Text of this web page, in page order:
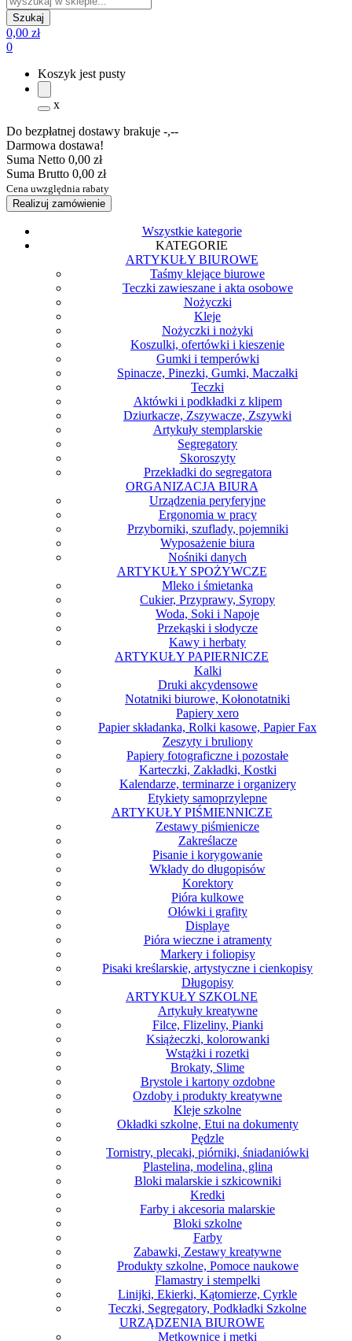
0,00 zł
0
Koszyk jest pusty
x
Do bezpłatnej dostawy brakuje -,--
Darmowa dostawa!
Suma Netto 0,00 zł
Suma Brutto 0,00 zł
Cena uwzględnia rabaty
Realizuj zamówienie
Wszystkie kategorie
KATEGORIE
ARTYKUŁY BIUROWE
Taśmy klejące biurowe
Teczki zawieszane i akta osobowe
Nożyczki
Kleje
Nożyczki i nożyki
Koszulki, ofertówki i kieszenie
Gumki i temperówki
Spinacze, Pinezki, Gumki, Maczałki
Teczki
Aktówki i podkładki z klipem
Dziurkacze, Zszywacze, Zszywki
Artykuły stemplarskie
Segregatory
Skoroszyty
Przekładki do segregatora
ORGANIZACJA BIURA
Urządzenia peryferyjne
Ergonomia w pracy
Przyborniki, szuflady, pojemniki
Wyposażenie biura
Nośniki danych
ARTYKUŁY SPOŻYWCZE
Mleko i śmietanka
Cukier, Przyprawy, Syropy
Woda, Soki i Napoje
Przekąski i słodycze
Kawy i herbaty
ARTYKUŁY PAPIERNICZE
Kalki
Druki akcydensowe
Notatniki biurowe, Kołonotatniki
Papiery xero
Papier składanka, Rolki kasowe, Papier Fax
Zeszyty i bruliony
Papiery fotograficzne i pozostałe
Karteczki, Zakładki, Kostki
Kalendarze, terminarze i organizery
Etykiety samoprzylepne
ARTYKUŁY PIŚMIENNICZE
Zestawy piśmienicze
Zakreślacze
Pisanie i korygowanie
Wkłady do długopisów
Korektory
Pióra kulkowe
Ołówki i grafity
Displaye
Pióra wieczne i atramenty
Markery i foliopisy
Pisaki kreślarskie, artystyczne i cienkopisy
Długopisy
ARTYKUŁY SZKOLNE
Artykuły kreatywne
Filce, Flizeliny, Pianki
Książeczki, kolorowanki
Wstążki i rozetki
Brokaty, Slime
Brystole i kartony ozdobne
Ozdoby i produkty kreatywne
Kleje szkolne
Okładki szkolne, Etui na dokumenty
Pędzle
Tornistry, plecaki, piórniki, śniadaniówki
Plastelina, modelina, glina
Bloki malarskie i szkicowniki
Kredki
Farby i akcesoria malarskie
Bloki szkolne
Farby
Zabawki, Zestawy kreatywne
Produkty szkolne, Pomoce naukowe
Flamastry i stempelki
Linijki, Ekierki, Kątomierze, Cyrkle
Teczki, Segregatory, Podkładki Szkolne
URZĄDZENIA BIUROWE
Metkownice i metki